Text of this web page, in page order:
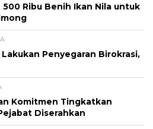
500 Ribu Benih Ikan Nila untuk
Penyegaran Birokrasi,
Komitmen Tingkatkan
Diserahkan